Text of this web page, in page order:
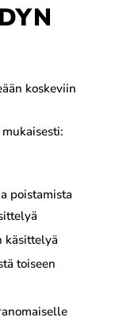
koskeviin
poistamista
käsittelyä
toiseen